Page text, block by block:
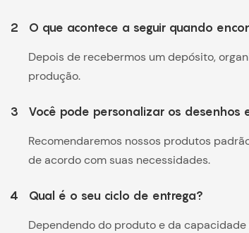
2 O que acontece a seguir quando
Depois de recebermos um depósito,
produção.
3 Você pode personalizar os desenhos
Recomendaremos nossos produtos
de acordo com suas necessidades.
4 Qual é o seu ciclo de entrega?
Dependendo do produto e da